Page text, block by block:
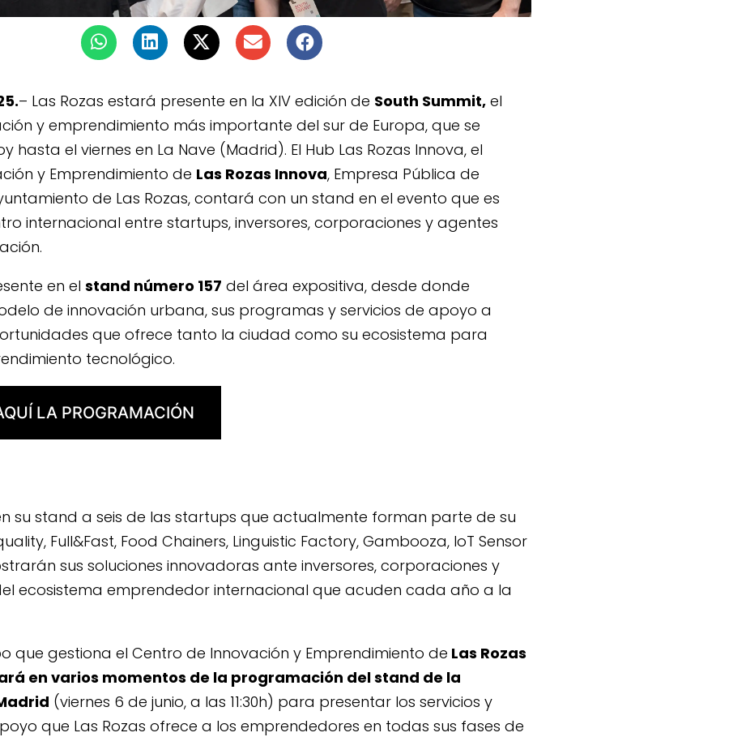
– Las Rozas estará presente en la XIV edición de South Summit, el
y emprendimiento más importante del sur de Europa, que se
hasta el viernes en La Nave (Madrid). El Hub Las Rozas Innova, el
y Emprendimiento de Las Rozas Innova, Empresa Pública de
de Las Rozas, contará con un stand en el evento que es
internacional entre startups, inversores, corporaciones y agentes
en el stand número 157 del área expositiva, desde donde
de innovación urbana, sus programas y servicios de apoyo a
que ofrece tanto la ciudad como su ecosistema para
tecnológico.
LA PROGRAMACIÓN
su stand a seis de las startups que actualmente forman parte de su
, Full&Fast, Food Chainers, Linguistic Factory, Gambooza, IoT Sensor
sus soluciones innovadoras ante inversores, corporaciones y
ecosistema emprendedor internacional que acuden cada año a la
que gestiona el Centro de Innovación y Emprendimiento de Las Rozas
en varios momentos de la programación del stand de la
(viernes 6 de junio, a las 11:30h) para presentar los servicios y
que Las Rozas ofrece a los emprendedores en todas sus fases de